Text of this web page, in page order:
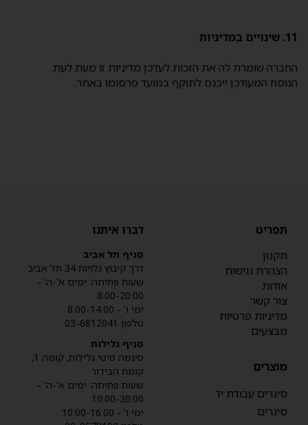
11. שינויים במדיניות
החברה שומרת לה את הזכות לעדכן מדיניות זו מעת לעת.
הנוסח המעודכן ייכנס לתוקף במועד פרסומו באתר.
דברו איתנו
סניף תל אביב
דרך קיבוץ גלויות 34 תל אביב
שעות פתיחה: ימים א'-ה' -
8:00-20:00
ימי ו' - 8:00-14:00
טלפון 03-6812041
סניף גלילות
סינמה סיטי גלילות, קומה 1,
קומת הבידור
שעות פתיחה: ימים א'-ה' -
10:00-20:00
ימי ו' - 10:00-16:00
תפריט
תקנון
הצהרת נגישות
אודות
צור קשר
מדיניות פרטיות
מבצעים
מוצרים
סיגרים עבודת יד
סיגרים